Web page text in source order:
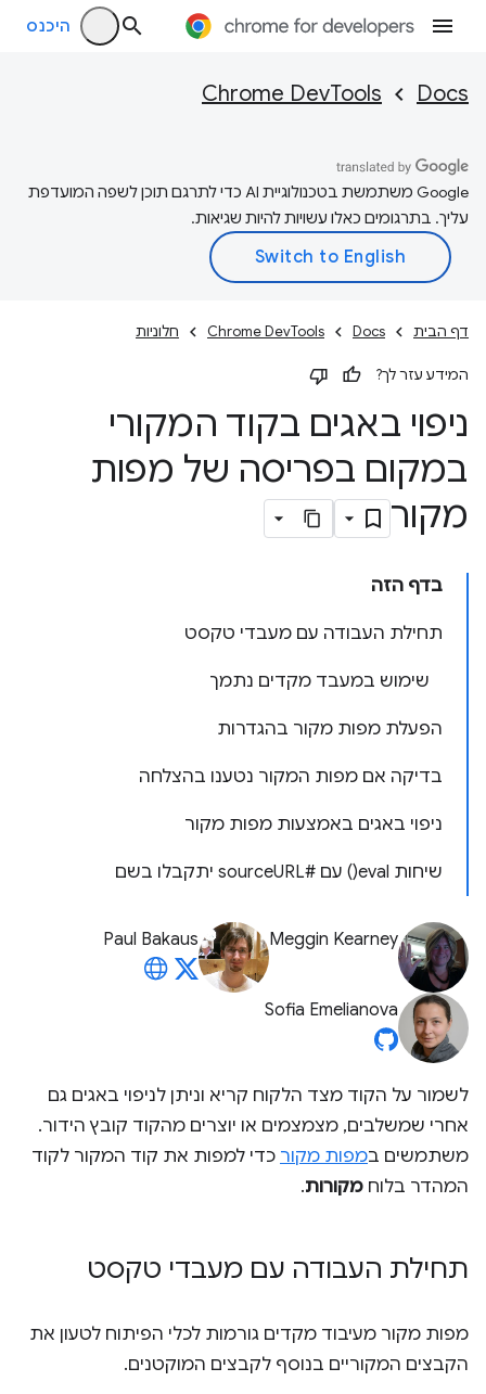
היכנס
Docs
Chrome DevTools
‫Google משתמשת בטכנולוגיית AI כדי לתרגם תוכן לשפה המועדפת
עליך. בתרגומים כאלו עשויות להיות שגיאות.
דף הבית Docs
Chrome DevTools חלוניות
המידע עזר לך?
ניפוי באגים בקוד המקורי
במקום בפריסה של מפות
מקור
בדף הזה
תחילת העבודה עם מעבדי טקסט
שימוש במעבד מקדים נתמך
הפעלת מפות מקור בהגדרות
בדיקה אם מפות המקור נטענו בהצלחה
ניפוי באגים באמצעות מפות מקור
שיחות eval( ) עם #sourceURL יתקבלו בשם
Meggin Kearney
Paul Bakaus
Sofia Emelianova
לשמור על הקוד מצד הלקוח קריא וניתן לניפוי באגים גם
אחרי שמשלבים, מצמצמים או יוצרים מהקוד קובץ הידור.
משתמשים במפות מקור כדי למפות את קוד המקור לקוד
המהדר בלוח מקורות.
תחילת העבודה עם מעבדי טקסט
מפות מקור מעיבוד מקדים גורמות לכלי הפיתוח לטעון את
הקבצים המקוריים בנוסף לקבצים המוקטנים.